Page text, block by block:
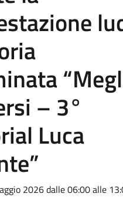
– 3°
Luca
2026 dalle 06:00 alle